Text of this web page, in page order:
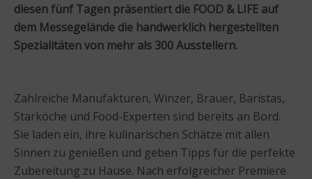
diesen fünf Tagen präsentiert die FOOD & LIFE auf
dem Messegelände die handwerklich hergestellten
Spezialitäten von mehr als 300 Ausstellern.
Zahlreiche Manufakturen, Winzer, Brauer, Baristas,
Starköche und Food-Experten sind bereits an Bord.
Sie laden ein, ihre kulinarischen Schätze mit allen
Sinnen zu genießen und geben Tipps für die perfekte
Zubereitung zu Hause. Nach erfolgreicher Premiere